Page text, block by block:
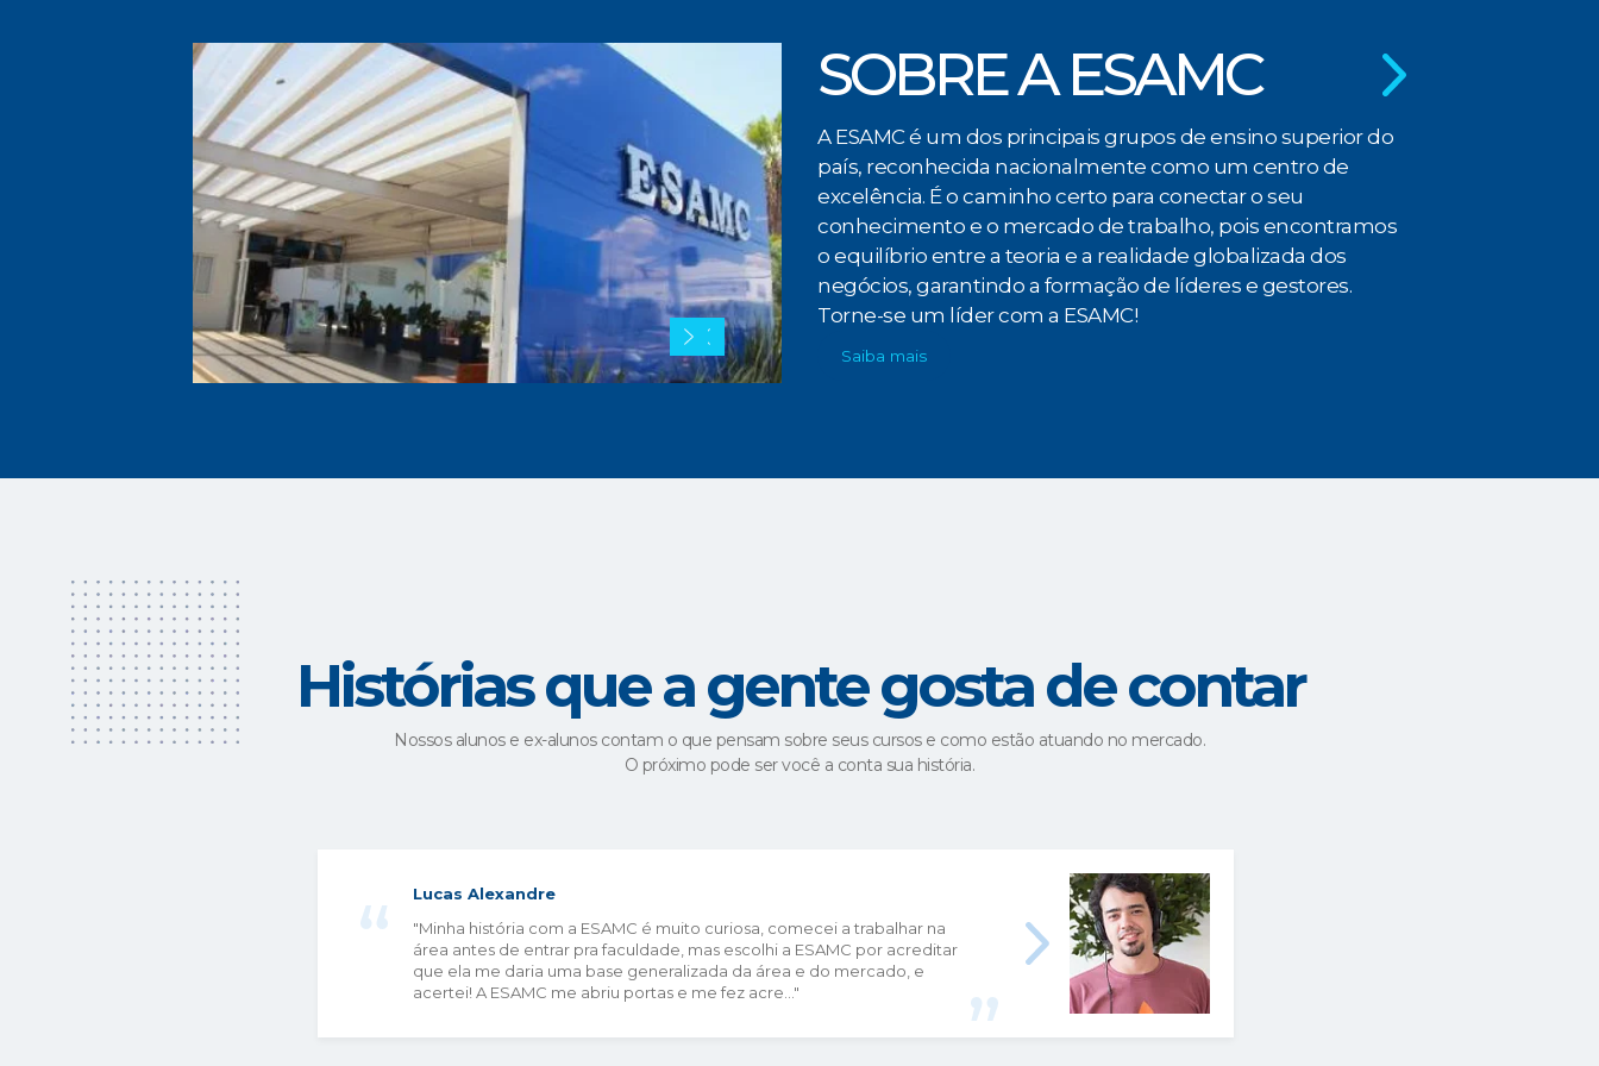
from various sources, including player performance data, weather conditions, and historical betting patterns. This data is
then fed into AI algorithms, which can identify patterns, trends, and correlations that may not be apparent to humans. By
leveraging this data-driven approach, bookmakers can identify profitable opportunities, manage risks, and improve overall
operational efficiency. The use of data analytics also enables bookmakers to detect and prevent fraudulent activities,
ensuring a fair and secure betting environment for all users.
Betting on the Future: Exploring the
Potential of AI and Data Analytics in
Predictive Modeling
no exception. With the rise of artificial intelligence (AI) and data analytics, betting companies are now able to make more
Furthermore, AI-powered chatbots are revolutionizing customer service in the betting industry
These intelligent chatbots can provide instant assistance to users, answering their queries and guiding them through the
betting process. By leveraging natural language processing capabilities, chatbots can understand and respond to user
inquiries in a human-like manner, enhancing the overall customer experience. Additionally, data analytics is being used to
personalize betting recommendations based on individual user preferences and behavior patterns. This enables betting
companies to offer tailored suggestions and promotions, increasing user engagement and loyalty.
Balancing Risk and Reward in the Digital
In today’s fast-paced world, technology is playing an increasingly significant role in almost every aspect of our lives, and the
SOBRE A ESAMC
A ESAMC é um dos principais grupos de ensino superior do
país, reconhecida nacionalmente como um centro de
excelência. É o caminho certo para conectar o seu
conhecimento e o mercado de trabalho, pois encontramos
o equilíbrio entre a teoria e a realidade globalizada dos
negócios, garantindo a formação de líderes e gestores.
Torne-se um líder com a ESAMC!
Saiba mais
Histórias que a gente gosta de contar
Nossos alunos e ex-alunos contam o que pensam sobre seus cursos e como estão atuando no mercado.
O próximo pode ser você a conta sua história.
Lucas Alexandre
"Minha história com a ESAMC é muito curiosa, comecei a trabalhar na
área antes de entrar pra faculdade, mas escolhi a ESAMC por acreditar
que ela me daria uma base generalizada da área e do mercado, e
acertei! A ESAMC me abriu portas e me fez acre..."